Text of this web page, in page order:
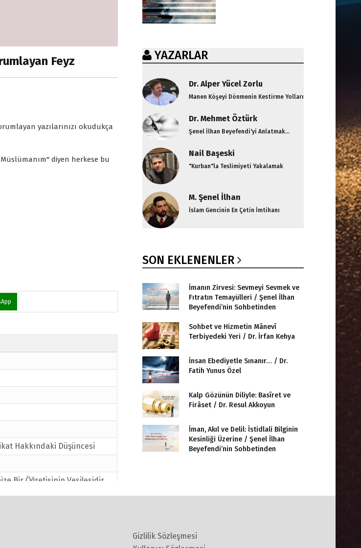
Feyz
yazılarınızı okudukça
diyen herkese bu
Hakkındaki Düşüncesi
Bir Öğretisinin Vesilesidir.
YAZARLAR
Dr. Alper Yücel Zorlu
Manen Köşeyi Dönmenin Kestirme Yolları
Dr. Mehmet Öztürk
Şenel İlhan Beyefendi'yi Anlatmak...
Nail Başeski
"Kurban"la Teslimiyeti Yakalamak
M. Şenel İlhan
İslam Gencinin En Çetin İmtihanı
SON EKLENENLER
İmanın Zirvesi: Sevmeyi Sevmek ve
Fıtratın Temayülleri / Şenel İlhan
Beyefendi’nin Sohbetinden
Sohbet ve Hizmetin Mânevî
Terbiyedeki Yeri / Dr. İrfan Kehya
İnsan Ebediyetle Sınanır… / Dr.
Fatih Yunus Özel
Kalp Gözünün Diliyle: Basîret ve
Firâset / Dr. Resul Akkoyun
İman, Akıl ve Delil: İstidlali Bilginin
Kesinliği Üzerine / Şenel İlhan
Beyefendi’nin Sohbetinden
Gizlilik Sözleşmesi